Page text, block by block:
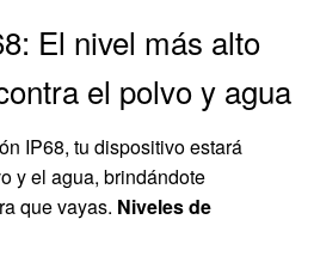
El nivel más alto
el polvo y agua
IP68, tu dispositivo estará
y el agua, brindándote
que vayas. Niveles de